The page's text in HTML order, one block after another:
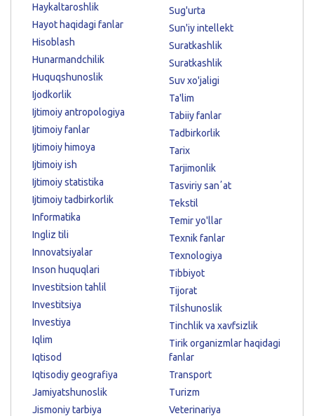
Haykaltaroshlik
Hayot haqidagi fanlar
Hisoblash
Hunarmandchilik
Huquqshunoslik
Ijodkorlik
Ijtimoiy antropologiya
Ijtimoiy fanlar
Ijtimoiy himoya
Ijtimoiy ish
Ijtimoiy statistika
Ijtimoiy tadbirkorlik
Informatika
Ingliz tili
Innovatsiyalar
Inson huquqlari
Investitsion tahlil
Investitsiya
Investiya
Iqlim
Iqtisod
Iqtisodiy geografiya
Jamiyatshunoslik
Jismoniy tarbiya
Sug'urta
Sun'iy intellekt
Suratkashlik
Suratkashlik
Suv xo'jaligi
Ta'lim
Tabiiy fanlar
Tadbirkorlik
Tarix
Tarjimonlik
Tasviriy sanʼat
Tekstil
Temir yo'llar
Texnik fanlar
Texnologiya
Tibbiyot
Tijorat
Tilshunoslik
Tinchlik va xavfsizlik
Tirik organizmlar haqidagi
fanlar
Transport
Turizm
Veterinariya